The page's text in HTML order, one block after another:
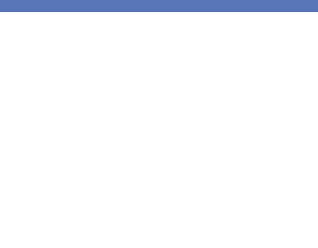
Naručivanje i dostava